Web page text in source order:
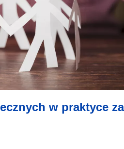
w praktyce